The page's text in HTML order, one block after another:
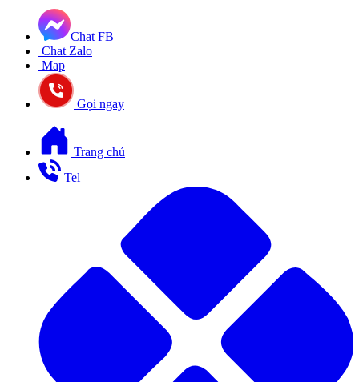
Chat FB
Chat Zalo
Map
Gọi ngay
Trang chủ
Tel